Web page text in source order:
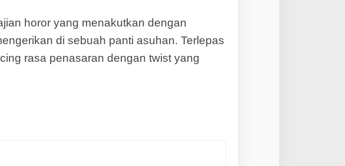
horor yang menakutkan dengan
di sebuah panti asuhan. Terlepas
rasa penasaran dengan twist yang